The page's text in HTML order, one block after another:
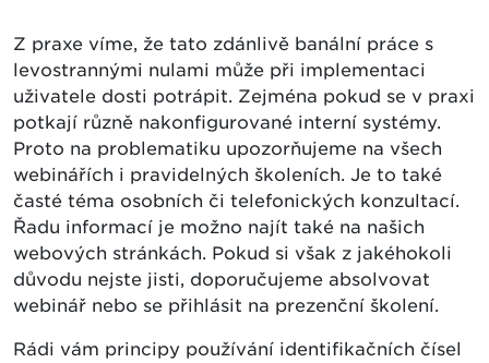
Z praxe víme, že tato zdánlivě banální práce s
levostrannými nulami může při implementaci
uživatele dosti potrápit. Zejména pokud se v praxi
potkají různě nakonfigurované interní systémy.
Proto na problematiku upozorňujeme na všech
webinářích i pravidelných školeních. Je to také
časté téma osobních či telefonických konzultací.
Řadu informací je možno najít také na našich
webových stránkách. Pokud si však z jakéhokoli
důvodu nejste jisti, doporučujeme absolvovat
webinář nebo se přihlásit na prezenční školení.
Rádi vám principy používání identifikačních čísel